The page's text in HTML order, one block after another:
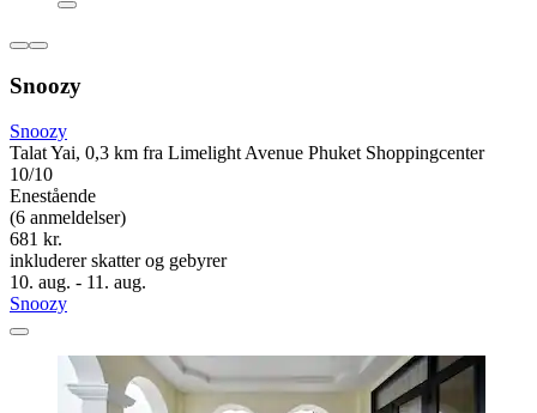
Snoozy
Snoozy
Talat Yai, 0,3 km fra Limelight Avenue Phuket Shoppingcenter
10/10
Enestående
(6 anmeldelser)
681 kr.
inkluderer skatter og gebyrer
10. aug. - 11. aug.
Snoozy